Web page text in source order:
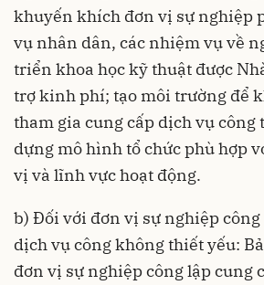
khuyến khích đơn vị sự nghiệp
vụ nhân dân, các nhiệm vụ về
triển khoa học kỹ thuật được
trợ kinh phí; tạo môi trường để
tham gia cung cấp dịch vụ công
dựng mô hình tổ chức phù hợp
vị và lĩnh vực hoạt động.
b) Đối với đơn vị sự nghiệp công
dịch vụ công không thiết yếu:
đơn vị sự nghiệp công lập cung